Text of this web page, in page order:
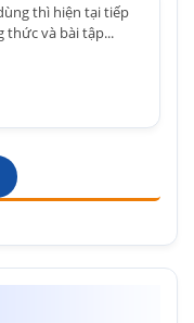
thì hiện tại tiếp
thức và bài tập...